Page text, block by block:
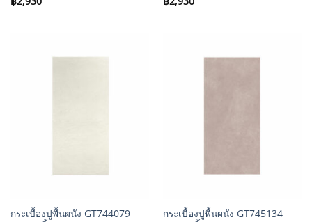
กระเบื้องปูพื้นผนัง GT744079
กระเบื้องปูพื้นผนัง GT745134